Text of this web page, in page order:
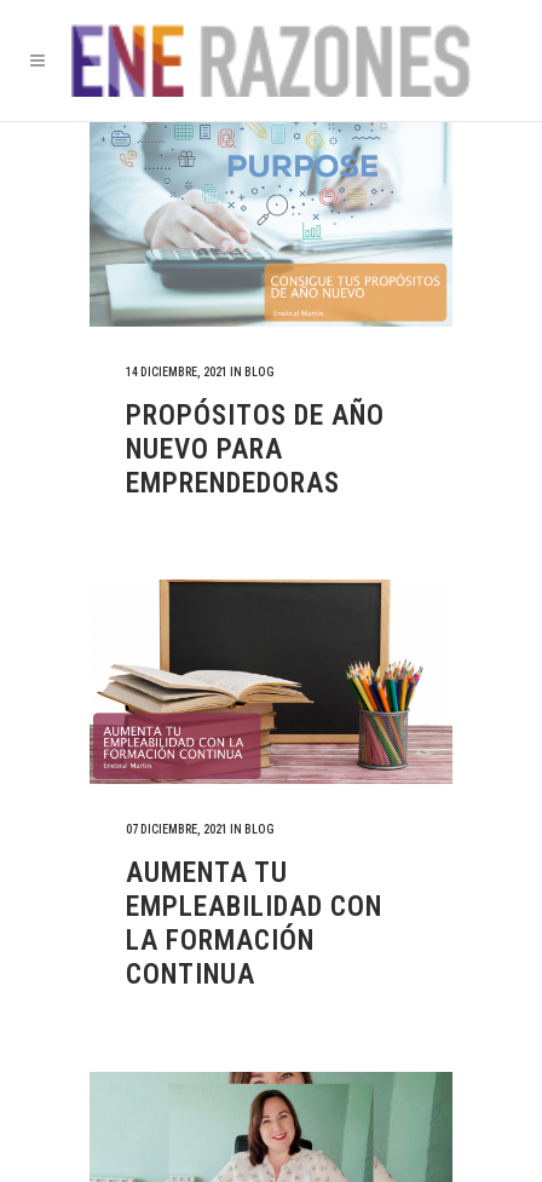
14 DICIEMBRE, 2021 IN BLOG
PROPÓSITOS DE AÑO
NUEVO PARA
EMPRENDEDORAS
07 DICIEMBRE, 2021 IN BLOG
AUMENTA TU
EMPLEABILIDAD CON
LA FORMACIÓN
CONTINUA